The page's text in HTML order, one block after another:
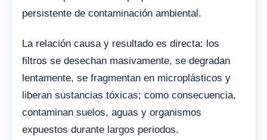
persistente de contaminación ambiental.
La relación causa y resultado es directa: los
filtros se desechan masivamente, se degradan
lentamente, se fragmentan en microplásticos y
liberan sustancias tóxicas; como consecuencia,
contaminan suelos, aguas y organismos
expuestos durante largos periodos.